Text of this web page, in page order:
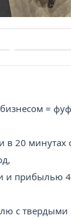
=
в 20 минутах
и прибылью
с